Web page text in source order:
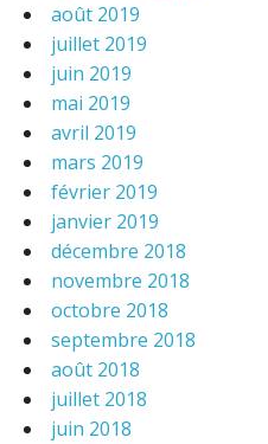
août 2019
juillet 2019
juin 2019
mai 2019
avril 2019
mars 2019
février 2019
janvier 2019
décembre 2018
novembre 2018
octobre 2018
septembre 2018
août 2018
juillet 2018
juin 2018